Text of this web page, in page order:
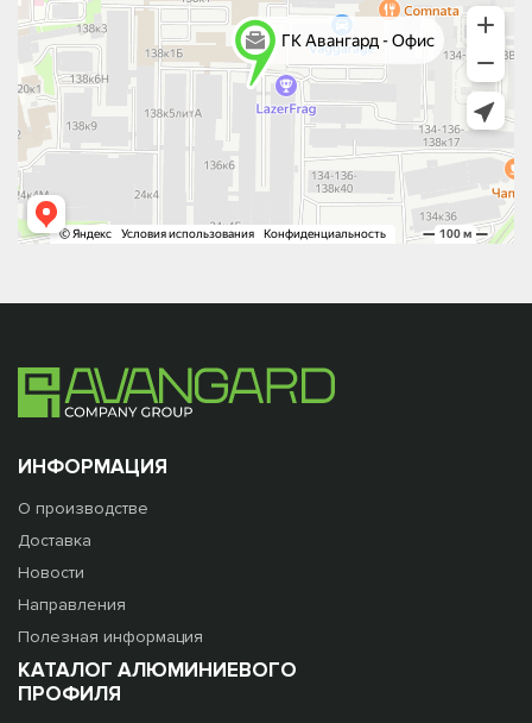
ИНФОРМАЦИЯ
О производстве
Доставка
Новости
Направления
Полезная информация
КАТАЛОГ АЛЮМИНИЕВОГО
ПРОФИЛЯ